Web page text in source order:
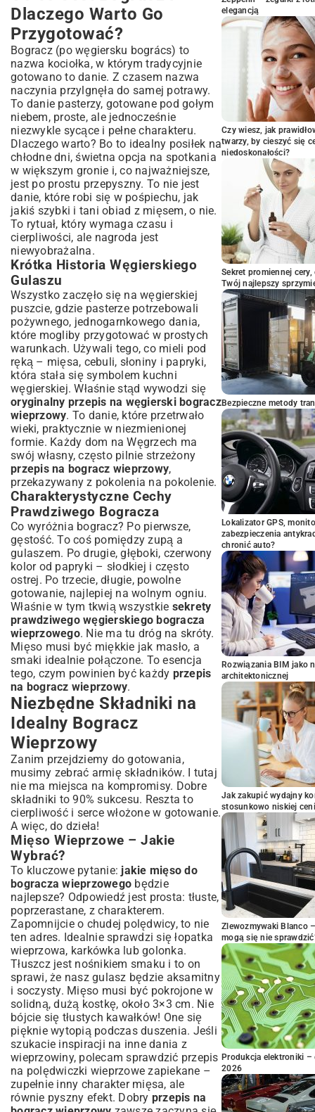
Dlaczego Warto Go
Przygotować?
Bogracz (po węgiersku bogrács) to
nazwa kociołka, w którym tradycyjnie
gotowano to danie. Z czasem nazwa
naczynia przylgnęła do samej potrawy.
To danie pasterzy, gotowane pod gołym
niebem, proste, ale jednocześnie
niezwykle sycące i pełne charakteru.
Dlaczego warto? Bo to idealny posiłek na
chłodne dni, świetna opcja na spotkania
w większym gronie i, co najważniejsze,
jest po prostu przepyszny. To nie jest
danie, które robi się w pośpiechu, jak
jakiś szybki i tani obiad z mięsem, o nie.
To rytuał, który wymaga czasu i
cierpliwości, ale nagroda jest
niewyobrażalna.
Krótka Historia Węgierskiego
Gulaszu
Wszystko zaczęło się na węgierskiej
puszcie, gdzie pasterze potrzebowali
pożywnego, jednogarnkowego dania,
które mogliby przygotować w prostych
warunkach. Używali tego, co mieli pod
ręką – mięsa, cebuli, słoniny i papryki,
która stała się symbolem kuchni
węgierskiej. Właśnie stąd wywodzi się
oryginalny przepis na węgierski bogracz
wieprzowy. To danie, które przetrwało
wieki, praktycznie w niezmienionej
formie. Każdy dom na Węgrzech ma
swój własny, często pilnie strzeżony
przepis na bogracz wieprzowy,
przekazywany z pokolenia na pokolenie.
Charakterystyczne Cechy
Prawdziwego Bogracza
Co wyróżnia bogracz? Po pierwsze,
gęstość. To coś pomiędzy zupą a
gulaszem. Po drugie, głęboki, czerwony
kolor od papryki – słodkiej i często
ostrej. Po trzecie, długie, powolne
gotowanie, najlepiej na wolnym ogniu.
Właśnie w tym tkwią wszystkie sekrety
prawdziwego węgierskiego bogracza
wieprzowego. Nie ma tu dróg na skróty.
Mięso musi być miękkie jak masło, a
smaki idealnie połączone. To esencja
tego, czym powinien być każdy przepis
na bogracz wieprzowy.
Niezbędne Składniki na
Idealny Bogracz
Wieprzowy
Zanim przejdziemy do gotowania,
musimy zebrać armię składników. I tutaj
nie ma miejsca na kompromisy. Dobre
składniki to 90% sukcesu. Reszta to
cierpliwość i serce włożone w gotowanie.
A więc, do dzieła!
Mięso Wieprzowe – Jakie
Wybrać?
To kluczowe pytanie: jakie mięso do
bogracza wieprzowego będzie
najlepsze? Odpowiedź jest prosta: tłuste,
poprzerastane, z charakterem.
Zapomnijcie o chudej polędwicy, to nie
ten adres. Idealnie sprawdzi się łopatka
wieprzowa, karkówka lub golonka.
Tłuszcz jest nośnikiem smaku i to on
sprawi, że nasz gulasz będzie aksamitny
i soczysty. Mięso musi być pokrojone w
solidną, dużą kostkę, około 3×3 cm. Nie
bójcie się tłustych kawałków! One się
pięknie wytopią podczas duszenia. Jeśli
szukacie inspiracji na inne dania z
wieprzowiny, polecam sprawdzić przepis
na polędwiczki wieprzowe zapiekane –
zupełnie inny charakter mięsa, ale
równie pyszny efekt. Dobry przepis na
elegancją
Czy wiesz, jak
twarzy, by cieszyć się
niedoskonałości?
Sekret promiennej
Twój najlepszy
Bezpieczne metody
Lokalizator GPS,
zabezpieczenia
chronić auto?
Rozwiązania BIM jako
architektonicznej
Jak zakupić wydajny
stosunkowo niskiej
Zlewozmywaki Blanco
mogą się nie
Produkcja elektroniki –
2026